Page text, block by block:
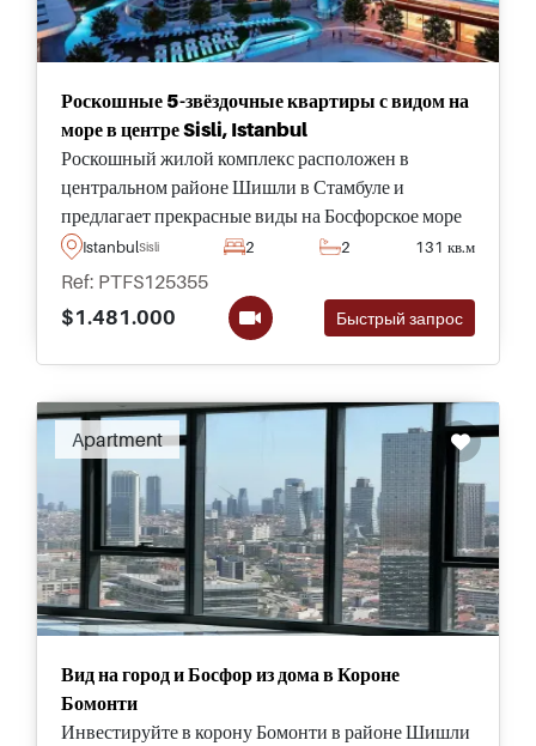
Роскошные 5-звёздочные квартиры с видом на
море в центре Sisli, Istanbul
Роскошный жилой комплекс расположен в
центральном районе Шишли в Стамбуле и
предлагает прекрасные виды на Босфорское море
и окрестности. Эти дома соответствуют
требованиям для получения гражданства через
инвестиции.
IstanbulSisli 2 2 131 кв.м
Ref: PTFS125355
$1.481.000
Быстрый запрос
Apartment
Вид на город и Босфор из дома в Короне
Бомонти
Инвестируйте в корону Бомонти в районе Шишли